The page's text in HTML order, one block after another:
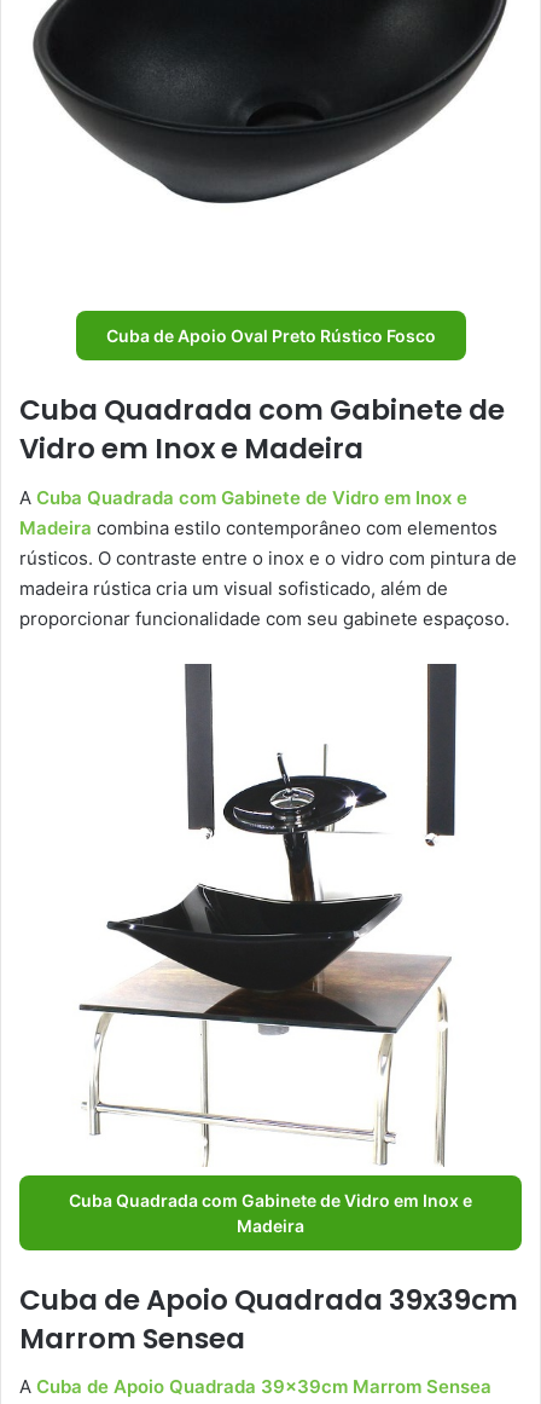
Cuba de Apoio Oval Preto Rústico Fosco
Cuba Quadrada com Gabinete de
Vidro em Inox e Madeira
A Cuba Quadrada com Gabinete de Vidro em Inox e
Madeira combina estilo contemporâneo com elementos
rústicos. O contraste entre o inox e o vidro com pintura de
madeira rústica cria um visual sofisticado, além de
proporcionar funcionalidade com seu gabinete espaçoso.
Cuba Quadrada com Gabinete de Vidro em Inox e
Madeira
Cuba de Apoio Quadrada 39x39cm
Marrom Sensea
A Cuba de Apoio Quadrada 39x39cm Marrom Sensea